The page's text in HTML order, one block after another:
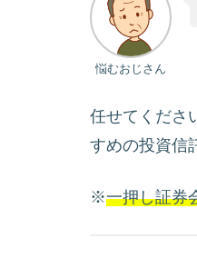
悩むおじさん
任せてくださ
すめの投資信
※一押し証券